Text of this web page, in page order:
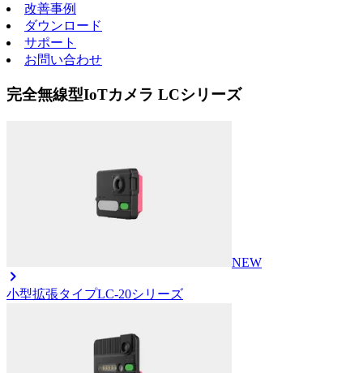
改善事例
ダウンロード
サポート
お問い合わせ
完全無線型IoTカメラ LCシリーズ
NEW
小型拡張タイプLC-20シリーズ